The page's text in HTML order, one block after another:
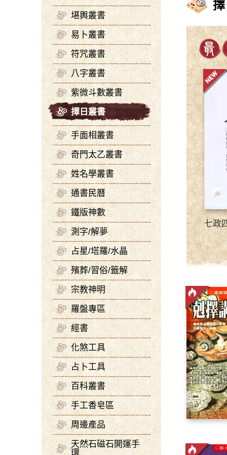
堪輿叢書
易卜叢書
符咒叢書
八字叢書
紫微斗數叢書
擇日叢書
手面相叢書
奇門太乙叢書
姓名學叢書
通書民曆
鐵版神數
測字/解夢
占星/塔羅/水晶
殯葬/習俗/籤解
宗教神明
羅盤專區
經書
化煞工具
占卜工具
百科叢書
手工香皂區
周邊產品
天然石磁石開運手
環
七政